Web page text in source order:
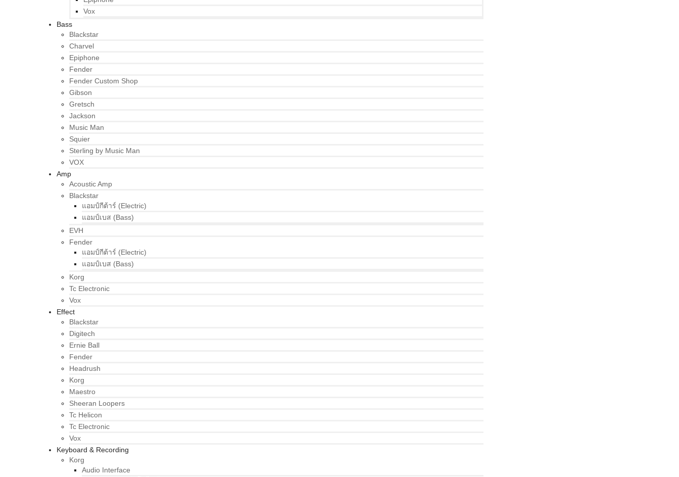
Vox
Bass
Blackstar
Charvel
Epiphone
Fender
Fender Custom Shop
Gibson
Gretsch
Jackson
Music Man
Squier
Sterling by Music Man
VOX
Amp
Acoustic Amp
Blackstar
แอมป์กีต้าร์ (Electric)
แอมป์เบส (Bass)
EVH
Fender
แอมป์กีต้าร์ (Electric)
แอมป์เบส (Bass)
Korg
Tc Electronic
Vox
Effect
Blackstar
Digitech
Ernie Ball
Fender
Headrush
Korg
Maestro
Sheeran Loopers
Tc Helicon
Tc Electronic
Vox
Keyboard & Recording
Korg
Audio Interface